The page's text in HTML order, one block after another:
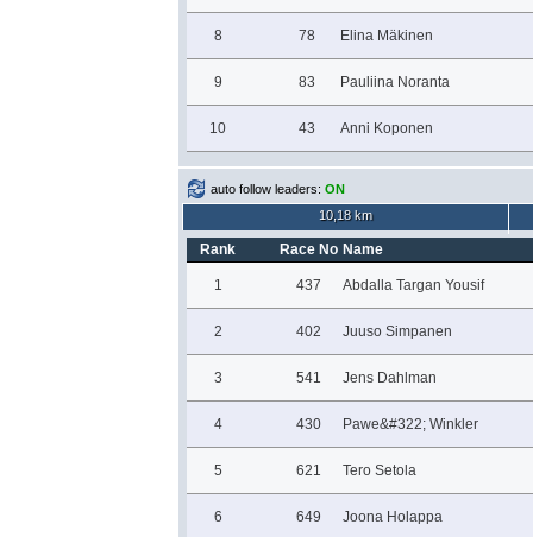
8 78 Elina Mäkinen
9 83 Pauliina Noranta
10 43 Anni Koponen
auto follow leaders: ON
10,18 km
Rank Race No Name
1 437 Abdalla Targan Yousif
2 402 Juuso Simpanen
3 541 Jens Dahlman
4 430 Pawe&#322; Winkler
5 621 Tero Setola
6 649 Joona Holappa